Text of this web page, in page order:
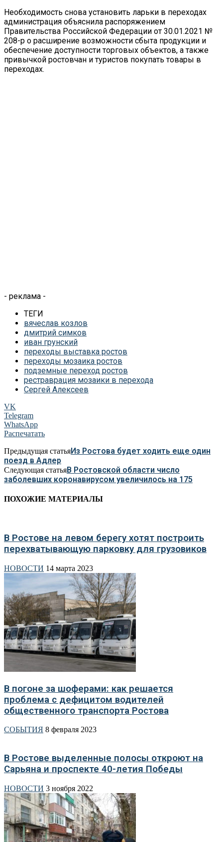
Необходимость снова установить ларьки в переходах
администрация объяснила распоряжением
Правительства Российской Федерации от 30.01.2021 №
208-р о расширение возможности сбыта продукции и
обеспечение доступности торговых объектов, а также
привычкой ростовчан и туристов покупать товары в
переходах.
- реклама -
ТЕГИ
вячеслав козлов
дмитрий симков
иван грунский
переходы выставка ростов
переходы мозаика ростов
подземные переход ростов
рестраврация мозаики в перехода
Сергей Алексеев
VK
Telegram
WhatsApp
Распечатать
Предыдущая статьяИз Ростова будет ходить еще один
поезд в Адлер
Следующая статьяВ Ростовской области число
заболевших коронавирусом увеличилось на 175
ПОХОЖИЕ МАТЕРИАЛЫ
В Ростове на левом берегу хотят построить
перехватывающую парковку для грузовиков
НОВОСТИ 14 марта 2023
В погоне за шоферами: как решается
проблема с дефицитом водителей
общественного транспорта Ростова
СОБЫТИЯ 8 февраля 2023
В Ростове выделенные полосы откроют на
Сарьяна и проспекте 40-летия Победы
НОВОСТИ 3 ноября 2022